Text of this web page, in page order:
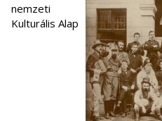
nemzeti
Kulturális Alap